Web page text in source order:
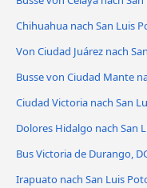
Chihuahua nach San Luis
Von Ciudad Juárez nach
Busse von Ciudad Mante
Ciudad Victoria nach San
Dolores Hidalgo nach San
Bus Victoria de Durango,
Irapuato nach San Luis